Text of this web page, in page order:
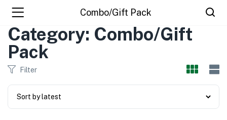
Combo/Gift Pack
Category: Combo/Gift
Pack
Filter